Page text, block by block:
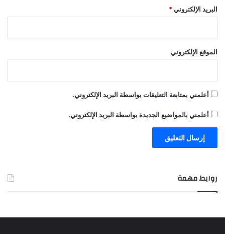
البريد الإلكتروني*
الموقع الإلكتروني
أعلمني بمتابعة التعليقات بواسطة البريد الإلكتروني.
أعلمني بالمواضيع الجديدة بواسطة البريد الإلكتروني.
روابط مهمة